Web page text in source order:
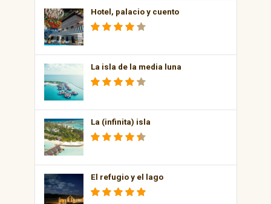
Hotel, palacio y cuento
La isla de la media luna
La (infinita) isla
El refugio y el lago